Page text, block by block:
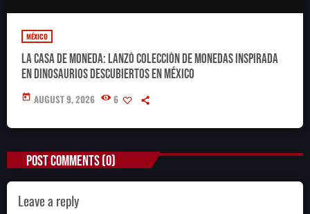
MÉXICO
La Casa de Moneda: lanzó colección de monedas inspirada
en dinosaurios descubiertos en México
today AUGUST 9, 2026 6
POST COMMENTS (0)
Leave a reply